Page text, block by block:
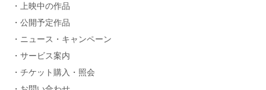
上映中の作品
公開予定作品
ニュース・キャンペーン
サービス案内
チケット購入・照会